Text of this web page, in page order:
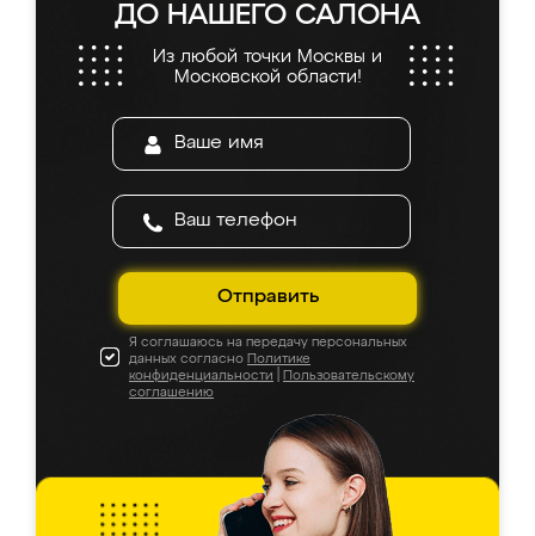
ДО НАШЕГО САЛОНА
Из любой точки Москвы и
Московской области!
Отправить
Я соглашаюсь на передачу персональных
данных согласно Политике
конфиденциальности
Пользовательскому
соглашению